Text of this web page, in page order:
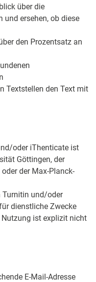
über die
und ersehen, ob diese
den Prozentsatz an
Textstellen den Text mit
oder iThenticate ist
Göttingen, der
der Max-Planck-
Turnitin und/oder
dienstliche Zwecke
Nutzung ist explizit nicht
E-Mail-Adresse